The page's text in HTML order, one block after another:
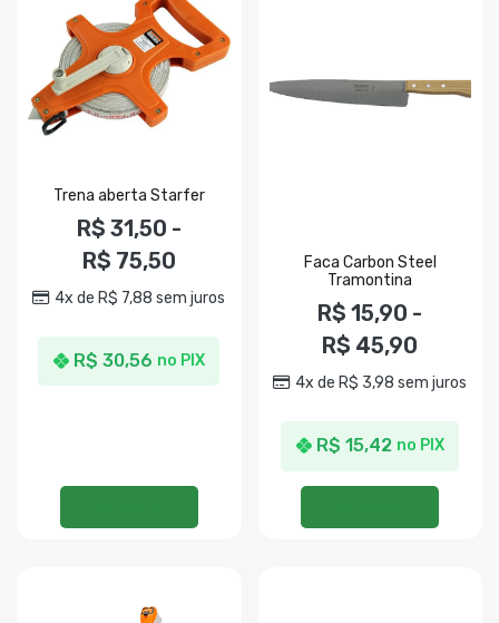
Trena aberta Starfer
R$ 31,50 -
R$ 75,50
4x de R$ 7,88 sem juros
R$ 30,56 no PIX
Faca Carbon Steel
Tramontina
R$ 15,90 -
R$ 45,90
4x de R$ 3,98 sem juros
R$ 15,42 no PIX